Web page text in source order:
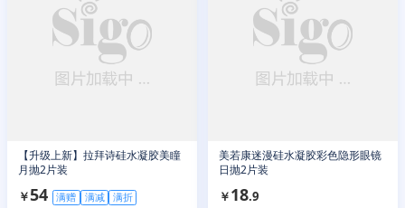
【升级上新】拉拜诗硅水凝胶美瞳
月抛2片装
￥54 满赠 满减 满折
美若康迷漫硅水凝胶彩色隐形眼镜
日抛2片装
￥18.9